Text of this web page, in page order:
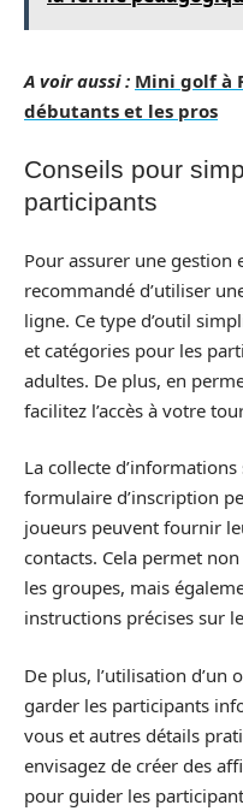
A voir aussi : Mini golf à
débutants et les pros
Conseils pour
participants
Pour assurer une gestion
recommandé d’utiliser
ligne. Ce type d’outil
et catégories pour les
adultes. De plus, en
facilitez l’accès à votre
La collecte
formulaire d’inscription
joueurs peuvent fournir
contacts. Cela permet
les groupes, mais
instructions précises sur
De plus, l’utilisation d’un
garder les participants
vous et autres détails
envisagez de créer des
pour guider les